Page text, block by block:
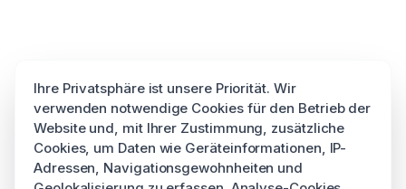
Ihre Privatsphäre ist unsere Priorität. Wir
verwenden notwendige Cookies für den Betrieb der
Website und, mit Ihrer Zustimmung, zusätzliche
Cookies, um Daten wie Geräteinformationen, IP-
Adressen, Navigationsgewohnheiten und